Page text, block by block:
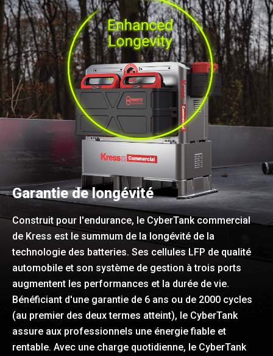
Garantie de longévité
Construit pour l'endurance, le CyberTank commercial
de Kress est le summum de la longévité de la
technologie des batteries. Ses cellules LFP de qualité
automobile et son système de gestion à trois ports
augmentent les performances et la durée de vie.
Bénéficiant d'une garantie de 6 ans ou de 2000 cycles
(au premier des deux termes atteint), le CyberTank
assure aux professionnels une énergie fiable et
rentable. Avec une charge quotidienne, le CyberTank